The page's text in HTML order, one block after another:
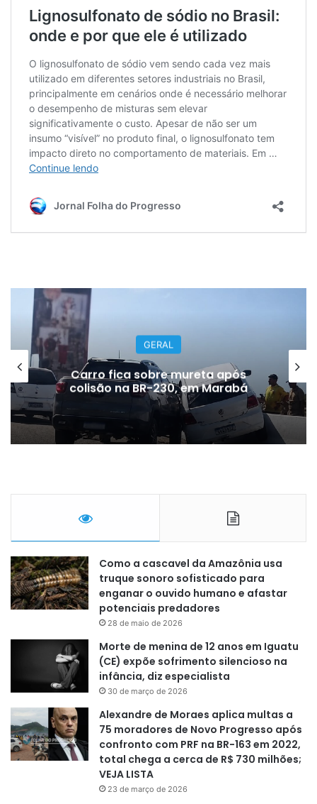
GERAL
Carro fica sobre mureta após
colisão na BR-230, em Marabá
Como a cascavel da Amazônia usa
truque sonoro sofisticado para
enganar o ouvido humano e afastar
potenciais predadores
28 de maio de 2026
Morte de menina de 12 anos em Iguatu
(CE) expõe sofrimento silencioso na
infância, diz especialista
30 de março de 2026
Alexandre de Moraes aplica multas a
75 moradores de Novo Progresso após
confronto com PRF na BR-163 em 2022,
total chega a cerca de R$ 730 milhões;
VEJA LISTA
23 de março de 2026